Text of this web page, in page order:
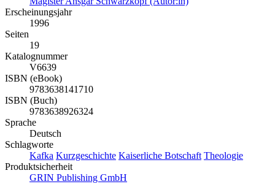
Erscheinungsjahr
1996
Seiten
19
Katalognummer
V6639
ISBN (eBook)
9783638141710
ISBN (Buch)
9783638926324
Sprache
Deutsch
Schlagworte
Kafka Kurzgeschichte Kaiserliche Botschaft Theologie
Produktsicherheit
GRIN Publishing GmbH